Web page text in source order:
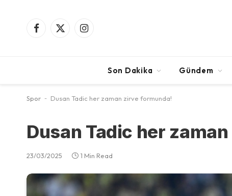
Facebook
X
Instagram
Son Dakika Gündem
Spor - Dusan Tadic her zaman zirve formunda!
Dusan Tadic her
23/03/2025 1 Min Read